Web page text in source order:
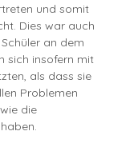
und somit
Dies war auch
an dem
sich insofern mit
als dass sie
Problemen
die